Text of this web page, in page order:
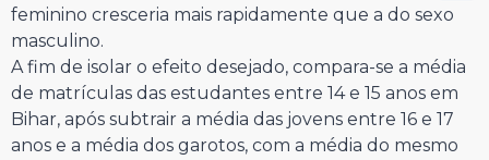
feminino cresceria mais rapidamente que a do sexo
masculino.
A fim de isolar o efeito desejado, compara-se a média
de matrículas das estudantes entre 14 e 15 anos em
Bihar, após subtrair a média das jovens entre 16 e 17
anos e a média dos garotos, com a média do mesmo